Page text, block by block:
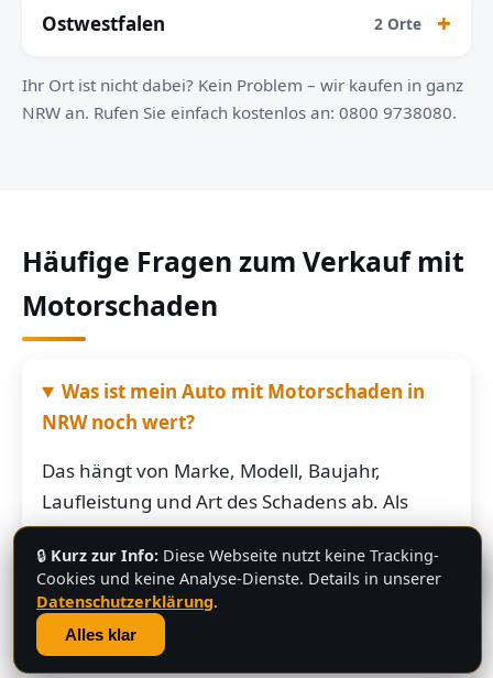
Ostwestfalen 2 Orte
Ihr Ort ist nicht dabei? Kein Problem – wir kaufen in ganz
NRW an. Rufen Sie einfach kostenlos an: 0800 9738080.
Häufige Fragen zum Verkauf mit
Motorschaden
Was ist mein Auto mit Motorschaden in
NRW noch wert?
Das hängt von Marke, Modell, Baujahr,
Laufleistung und Art des Schadens ab. Als
grobe Richtung: Fahrzeuge mit Motorschaden
bringen je nach Restwert der Karosserie und
der Teile oft noch mehrere hundert bis
mehrere tausend Euro. Schicken Sie uns die
Fahrzeugdaten – Sie bekommen von uns eine
💬
🔒 Kurz zur Info: Diese Webseite nutzt keine Tracking-
Cookies und keine Analyse-Dienste. Details in unserer
Datenschutzerklärung.
Alles klar